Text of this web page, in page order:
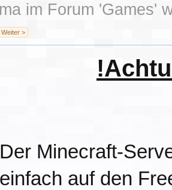
im Forum 'Games'
Weiter >
Der Minecraft-
einfach auf den